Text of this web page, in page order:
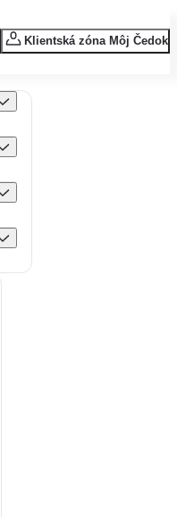
Klientská zóna Môj Čedok